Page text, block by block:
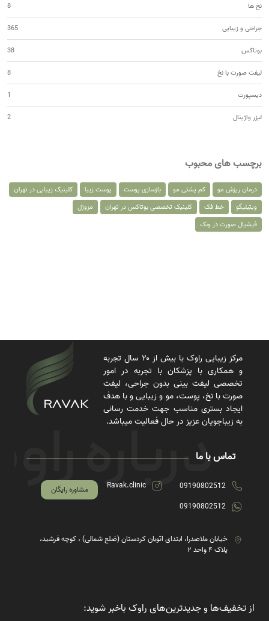
نخ ها 8
جراحی و زیبایی 365
بوتاکس 38
لیفت صورت با نخ 8
دیسپورت 1
لیزر واژینال 2
برچسب های محبوب
درمان ریزش مو کم پشتی مو بازسازی پوست پوست زیبا
کلینیک زیبایی در تهران
ویتیلیگو
خط فک کلینیک تخصصی بوتاکس در تهران
مزوژل
فیشیال صورت در ونک
مرکز زیبایی راوک با بیش از ۲۰ سال تجربه
و همکاری با پزشکان با تجربه در امور
تخصصی لیفت بینی بدون جراحی، لیفت
صورت با نخ، پوست، مو و زیبایی و با هدف
ایجاد بستری مناسب جهت خدمت رسانی
به زیباجویان عزیز در حال فعالیت میباشد.
تماس با ما
09190802512
09190802512
Ravak.clinic مشاوره رایگان
خیابان ملاصدرا، ابتدای اتوبان کردستان (ضلع شمالی) ، کوچه فرشید،
پلاک ۴ واحد ۲
از تخفیف‌ها و جدیدترین‌های راوک باخبر شوید: